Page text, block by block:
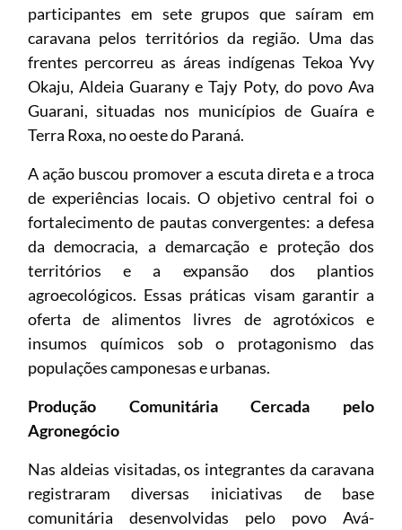
participantes em sete grupos que saíram em
caravana pelos territórios da região. Uma das
frentes percorreu as áreas indígenas Tekoa Yvy
Okaju, Aldeia Guarany e Tajy Poty, do povo Ava
Guarani, situadas nos municípios de Guaíra e
Terra Roxa, no oeste do Paraná.
A ação buscou promover a escuta direta e a troca
de experiências locais. O objetivo central foi o
fortalecimento de pautas convergentes: a defesa
da democracia, a demarcação e proteção dos
territórios e a expansão dos plantios
agroecológicos. Essas práticas visam garantir a
oferta de alimentos livres de agrotóxicos e
insumos químicos sob o protagonismo das
populações camponesas e urbanas.
Produção Comunitária Cercada pelo
Agronegócio
Nas aldeias visitadas, os integrantes da caravana
registraram diversas iniciativas de base
comunitária desenvolvidas pelo povo Avá-